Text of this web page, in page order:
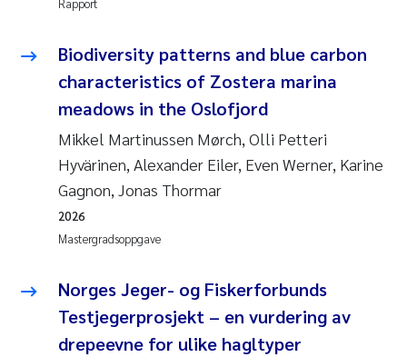
Liv Bente Skancke
Maeve McGovern
Erling Aarhus Bratsberg
Heleen de Wit
Pierre Franqois Jaccard
Richard Garth James Bellerby
Asle Økelsrud
Rapport
Biodiversity patterns and blue carbon
characteristics of Zostera marina
meadows in the Oslofjord
Mikkel Martinussen Mørch, Olli Petteri
Hyvärinen, Alexander Eiler, Even Werner, Karine
Gagnon, Jonas Thormar
Mastergradsoppgave
2026
Norges Jeger- og Fiskerforbunds
Testjegerprosjekt – en vurdering av
drepeevne for ulike hagltyper